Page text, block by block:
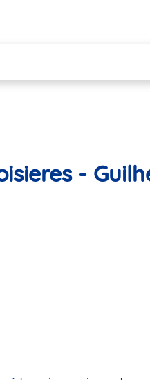
-